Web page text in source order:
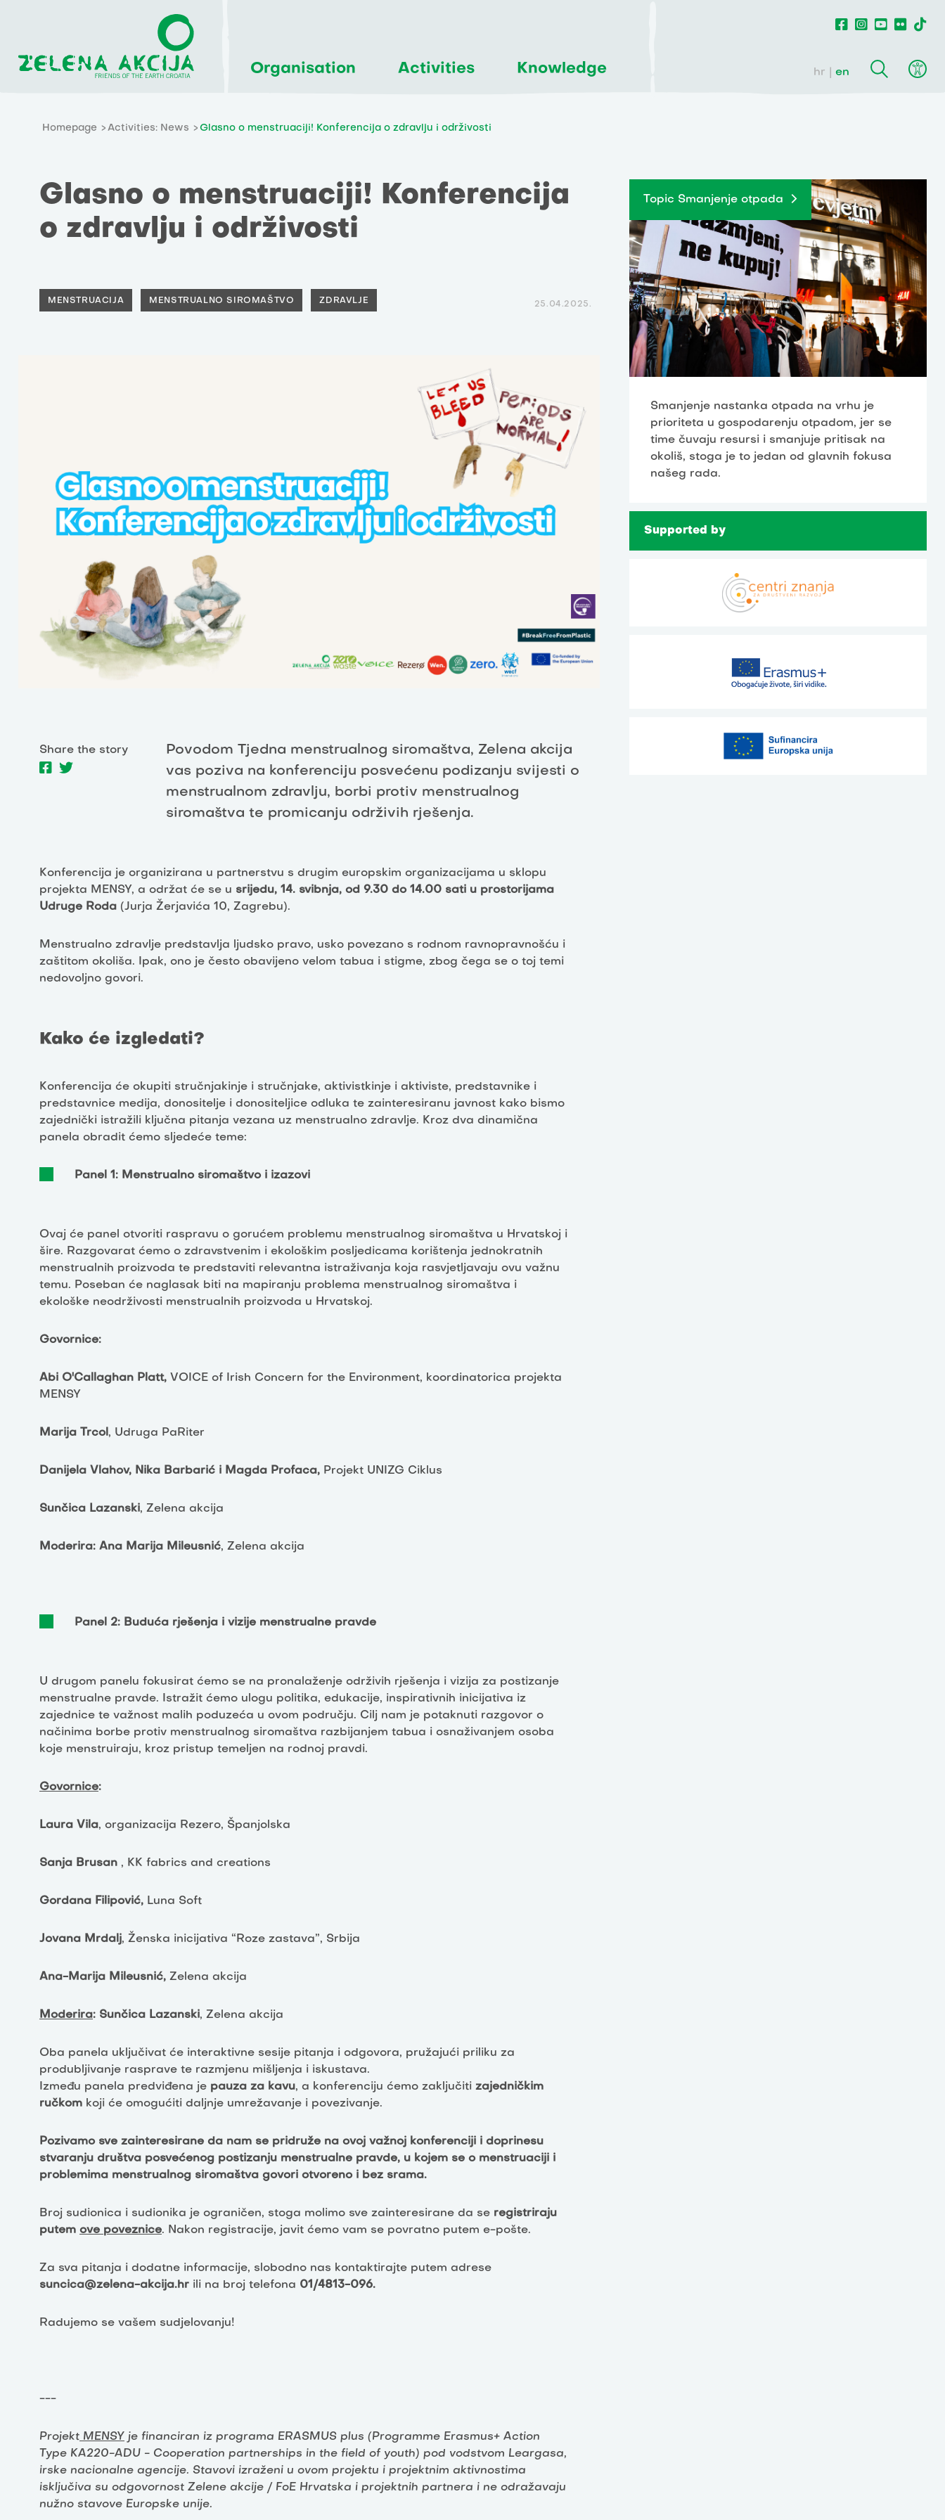
Organisation Activities Knowledge hr en
Homepage Activities: News Glasno o menstruaciji! Konferencija o zdravlju i održivosti
Glasno o menstruaciji! Konferencija
o zdravlju i održivosti
MENSTRUACIJA MENSTRUALNO SIROMAŠTVO ZDRAVLJE 25.04.2025.
Share the story
Povodom Tjedna menstrualnog siromaštva, Zelena akcija
vas poziva na konferenciju posvećenu podizanju svijesti o
menstrualnom zdravlju, borbi protiv menstrualnog
siromaštva te promicanju održivih rješenja.
Konferencija je organizirana u partnerstvu s drugim europskim organizacijama u sklopu
projekta MENSY, a održat će se u srijedu, 14. svibnja, od 9.30 do 14.00 sati u prostorijama
Udruge Roda (Jurja Žerjavića 10, Zagrebu).
Menstrualno zdravlje predstavlja ljudsko pravo, usko povezano s rodnom ravnopravnošću i
zaštitom okoliša. Ipak, ono je često obavijeno velom tabua i stigme, zbog čega se o toj temi
nedovoljno govori.
Kako će izgledati?
Konferencija će okupiti stručnjakinje i stručnjake, aktivistkinje i aktiviste, predstavnike i
predstavnice medija, donositelje i donositeljice odluka te zainteresiranu javnost kako bismo
zajednički istražili ključna pitanja vezana uz menstrualno zdravlje. Kroz dva dinamična
panela obradit ćemo sljedeće teme:
Panel 1: Menstrualno siromaštvo i izazovi
Ovaj će panel otvoriti raspravu o gorućem problemu menstrualnog siromaštva u Hrvatskoj i
šire. Razgovarat ćemo o zdravstvenim i ekološkim posljedicama korištenja jednokratnih
menstrualnih proizvoda te predstaviti relevantna istraživanja koja rasvjetljavaju ovu važnu
temu. Poseban će naglasak biti na mapiranju problema menstrualnog siromaštva i
ekološke neodrživosti menstrualnih proizvoda u Hrvatskoj.
Govornice:
Abi O'Callaghan Platt, VOICE of Irish Concern for the Environment, koordinatorica projekta
MENSY
Marija Trcol, Udruga PaRiter
Danijela Vlahov, Nika Barbarić i Magda Profaca, Projekt UNIZG Ciklus
Sunčica Lazanski, Zelena akcija
Moderira: Ana Marija Mileusnić, Zelena akcija
Panel 2: Buduća rješenja i vizije menstrualne pravde
U drugom panelu fokusirat ćemo se na pronalaženje održivih rješenja i vizija za postizanje
menstrualne pravde. Istražit ćemo ulogu politika, edukacije, inspirativnih inicijativa iz
zajednice te važnost malih poduzeća u ovom području. Cilj nam je potaknuti razgovor o
načinima borbe protiv menstrualnog siromaštva razbijanjem tabua i osnaživanjem osoba
koje menstruiraju, kroz pristup temeljen na rodnoj pravdi.
Govornice:
Laura Vila, organizacija Rezero, Španjolska
Sanja Brusan , KK fabrics and creations
Gordana Filipović, Luna Soft
Jovana Mrdalj, Ženska inicijativa “Roze zastava”, Srbija
Ana-Marija Mileusnić, Zelena akcija
Moderira: Sunčica Lazanski, Zelena akcija
Oba panela uključivat će interaktivne sesije pitanja i odgovora, pružajući priliku za
produbljivanje rasprave te razmjenu mišljenja i iskustava.
Između panela predviđena je pauza za kavu, a konferenciju ćemo zaključiti zajedničkim
ručkom koji će omogućiti daljnje umrežavanje i povezivanje.
Pozivamo sve zainteresirane da nam se pridruže na ovoj važnoj konferenciji i doprinesu
stvaranju društva posvećenog postizanju menstrualne pravde, u kojem se o menstruaciji i
problemima menstrualnog siromaštva govori otvoreno i bez srama.
Broj sudionica i sudionika je ograničen, stoga molimo sve zainteresirane da se registriraju
putem ove poveznice. Nakon registracije, javit ćemo vam se povratno putem e-pošte.
Za sva pitanja i dodatne informacije, slobodno nas kontaktirajte putem adrese
suncica@zelena-akcija.hr ili na broj telefona 01/4813-096.
Radujemo se vašem sudjelovanju!
---
Projekt MENSY je financiran iz programa ERASMUS plus (Programme Erasmus+ Action
Type KA220-ADU - Cooperation partnerships in the field of youth) pod vodstvom Leargasa,
irske nacionalne agencije. Stavovi izraženi u ovom projektu i projektnim aktivnostima
isključiva su odgovornost Zelene akcije / FoE Hrvatska i projektnih partnera i ne odražavaju
nužno stavove Europske unije.
Topic Smanjenje otpada
Smanjenje nastanka otpada na vrhu je
prioriteta u gospodarenju otpadom, jer se
time čuvaju resursi i smanjuje pritisak na
okoliš, stoga je to jedan od glavnih fokusa
našeg rada.
Supported by